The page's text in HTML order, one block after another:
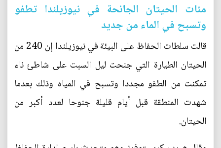
مئات الحيتان الجانحة في نيوزيلندا تطفو
وتسبح في الماء من جديد
قالت سلطات الحفاظ على البيئة في نيوزيلندا إن 240 من
الحيتان الطيارة التي جنحت ليل السبت على شاطئ ناء
تمكنت من الطفو مجددا وتسبح في المياه وذلك بعدما
شهدت المنطقة قبل أيام قليلة جنوحا لعدد أكبر من
الحيتان.